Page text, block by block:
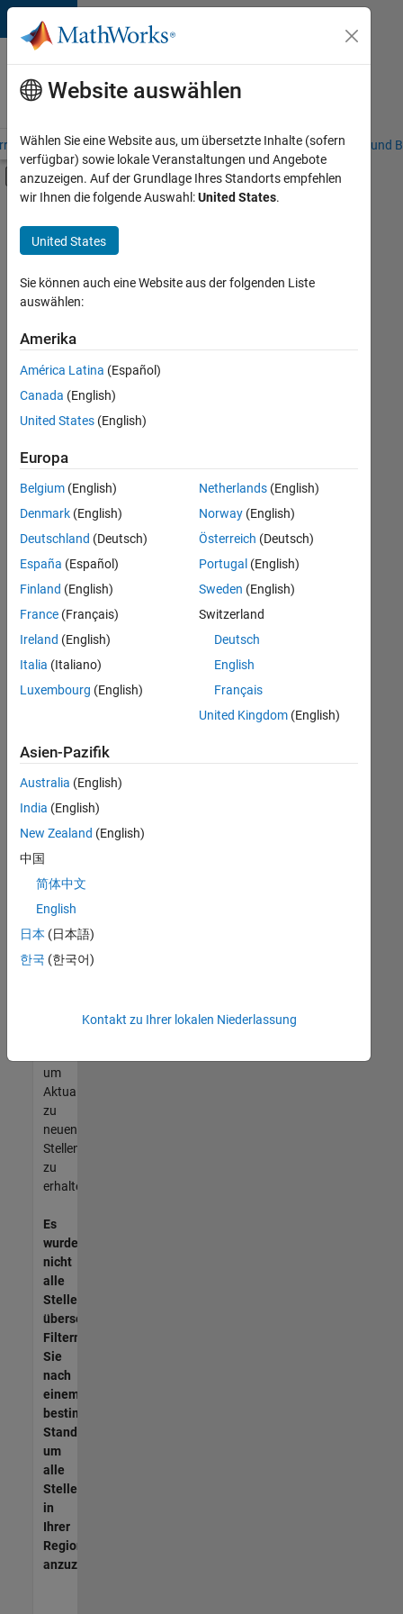
Weiter zum Inhalt
Karriere
bei
MathWorks
– Übersicht Stellensuche Niederlassungen Studierende und
Umschaltung für Off-Canvas-
Hauptinhalt
Information Technology
Commercial Sales
Customer Support
Sales Operations
Business Model Team
Finance and Operations
Human Resources
Legal
+8
Derzeit
es
keine
offenen
Stellen,
Ihren
Suchkriterien
entsprechen.
können
die
Suchkriterien
weiter
fassen
oder
alle
Stellenangebote
anzeigen .
noch
keine
offenen
Stellen
können,
die
Ihren
entsprechen,
werden
unseres
um
Aktualisierungen
zu
neuen
Stellenangeboten
zu
erhalten.
Es
wurden
nicht
alle
Stellen
übersetzt.
Filtern
Sie
nach
einem
bestimmten
Standort,
um
alle
Stellenangebote
in
Ihrer
Region
anzuzeigen.
Website auswählen
Wählen Sie eine Website aus, um übersetzte Inhalte (sofern
verfügbar) sowie lokale Veranstaltungen und Angebote
anzuzeigen. Auf der Grundlage Ihres Standorts empfehlen
wir Ihnen die folgende Auswahl:United States.
United States
Sie können auch eine Website aus der folgenden Liste
auswählen:
Amerika
América Latina (Español)
Canada (English)
United States (English)
Europa
Belgium (English)
Denmark (English)
Deutschland (Deutsch)
España (Español)
Finland (English)
France (Français)
Ireland (English)
Italia (Italiano)
Luxembourg (English)
Netherlands(English)
Norway(English)
Österreich (Deutsch)
Portugal (English)
Sweden (English)
Switzerland
Deutsch
English
Français
United Kingdom(English)
Asien-Pazifik
Australia (English)
India (English)
New Zealand (English)
中国
简体中文
English
日本 (日本語)
한국 (한국어)
Kontakt zu Ihrer lokalen Niederlassung